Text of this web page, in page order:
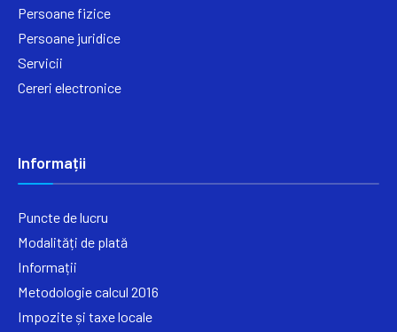
Persoane fizice
Persoane juridice
Servicii
Cereri electronice
Informații
Puncte de lucru
Modalități de plată
Informații
Metodologie calcul 2016
Impozite și taxe locale